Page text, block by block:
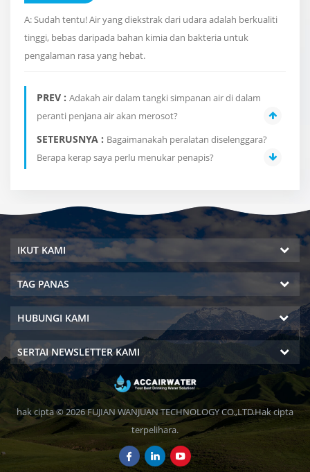
A: Sudah tentu! Air yang diekstrak dari udara adalah berkualiti
tinggi, bebas daripada bahan kimia dan bakteria untuk
pengalaman rasa yang hebat.
PREV : Adakah air dalam tangki simpanan air di dalam
peranti penjana air akan merosot?
SETERUSNYA : Bagaimanakah peralatan diselenggara?
Berapa kerap saya perlu menukar penapis?
IKUT KAMI
TAG PANAS
HUBUNGI KAMI
SERTAI NEWSLETTER KAMI
hak cipta © 2026 FUJIAN WANJUAN TECHNOLOGY CO.,LTD.Hak cipta
terpelihara.